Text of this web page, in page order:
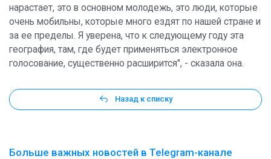
нарастает, это в основном молодежь, это люди, которые
очень мобильны, которые много ездят по нашей стране и
за ее пределы. Я уверена, что к следующему году эта
география, там, где будет применяться электронное
голосование, существенно расширится", - сказала она.
Назад к списку
Больше важных новостей в Telegram-канале